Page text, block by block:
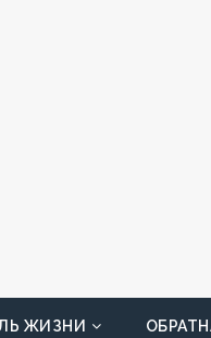
ЖИЗНИ